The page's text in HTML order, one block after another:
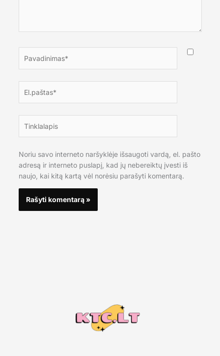
Noriu savo interneto naršyklėje išsaugoti vardą, el. pašto
adresą ir interneto puslapį, kad jų nebereiktų įvesti iš
naujo, kai kitą kartą vėl norėsiu parašyti komentarą.